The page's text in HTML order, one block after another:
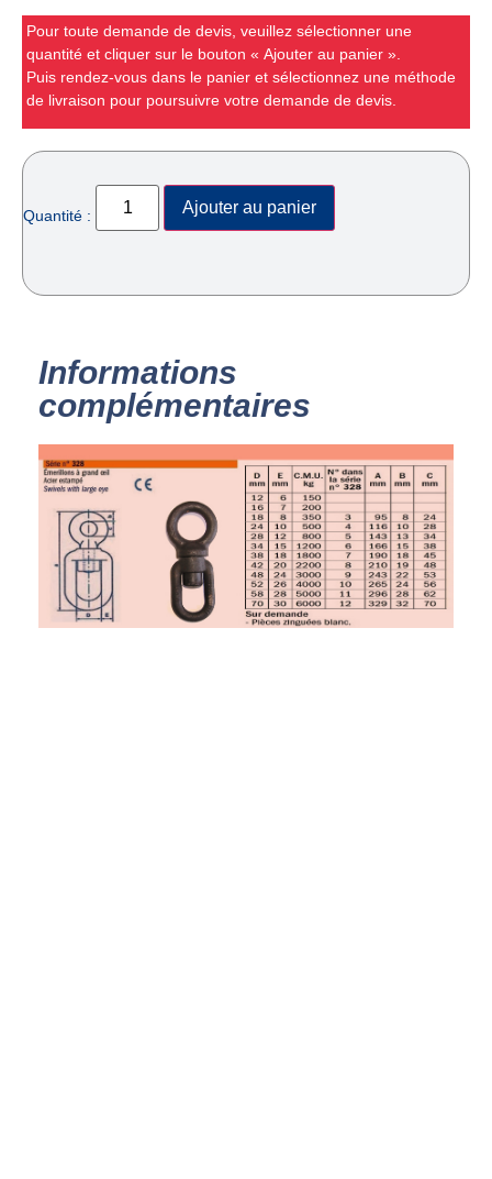
Pour toute demande de devis, veuillez sélectionner une
quantité et cliquer sur le bouton « Ajouter au panier ».
Puis rendez-vous dans le panier et sélectionnez une méthode
de livraison pour poursuivre votre demande de devis.
Quantité : Ajouter au panier
Informations
complémentaires